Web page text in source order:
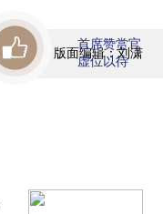
版面编辑：刘潇
首席赞赏官
虚位以待